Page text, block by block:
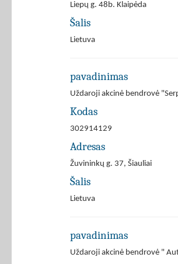
Liepų g. 48b. Klaipėda
Šalis
Lietuva
pavadinimas
Uždaroji akcinė bendrovė
Kodas
302914129
Adresas
Žuvininkų g. 37, Šiauliai
Šalis
Lietuva
pavadinimas
Uždaroji akcinė bendrovė "